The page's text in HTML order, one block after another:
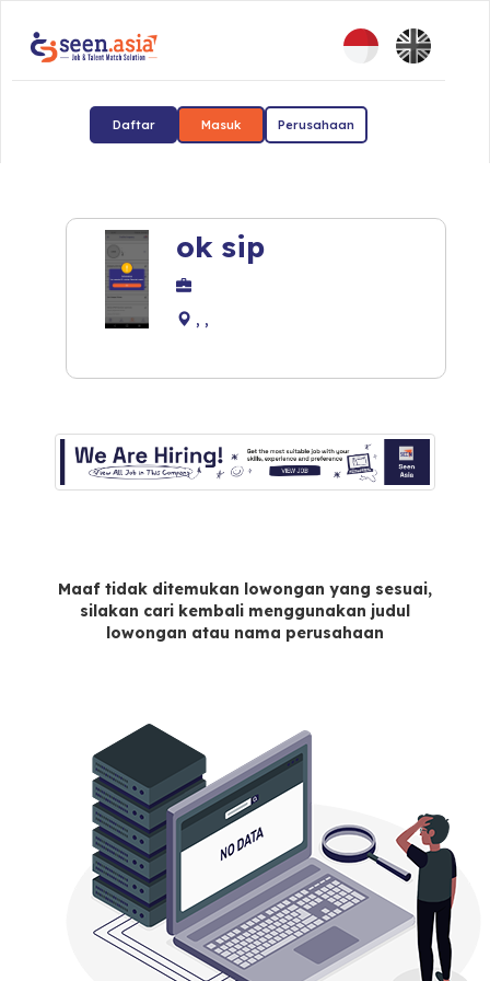
Daftar Masuk Perusahaan
ok sip
, ,
Maaf tidak ditemukan lowongan yang sesuai,
silakan cari kembali menggunakan judul
lowongan atau nama perusahaan